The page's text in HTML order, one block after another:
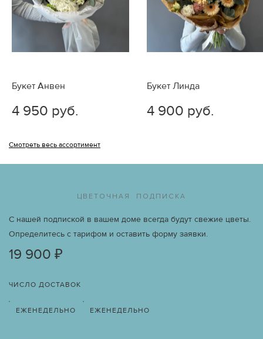
Если у Вас есть замечания по выполнению Вашего
заказа, пожалуйста, обращайтесь к нам по телефону +7
(926) 158-06-66 или электронной почте
info@vmestoslov.ru.
Букет Анвен
4 950 руб.
Букет Линда
4 900 руб.
Смотреть весь ассортимент
ЦВЕТОЧНАЯ ПОДПИСКА
С нашей подпиской в вашем доме всегда будут свежие цветы.
Определитесь с тарифом и оставить форму заявки.
19 900 ₽
ЧИСЛО ДОСТАВОК
ЕЖЕНЕДЕЛЬНО ЕЖЕНЕДЕЛЬНО